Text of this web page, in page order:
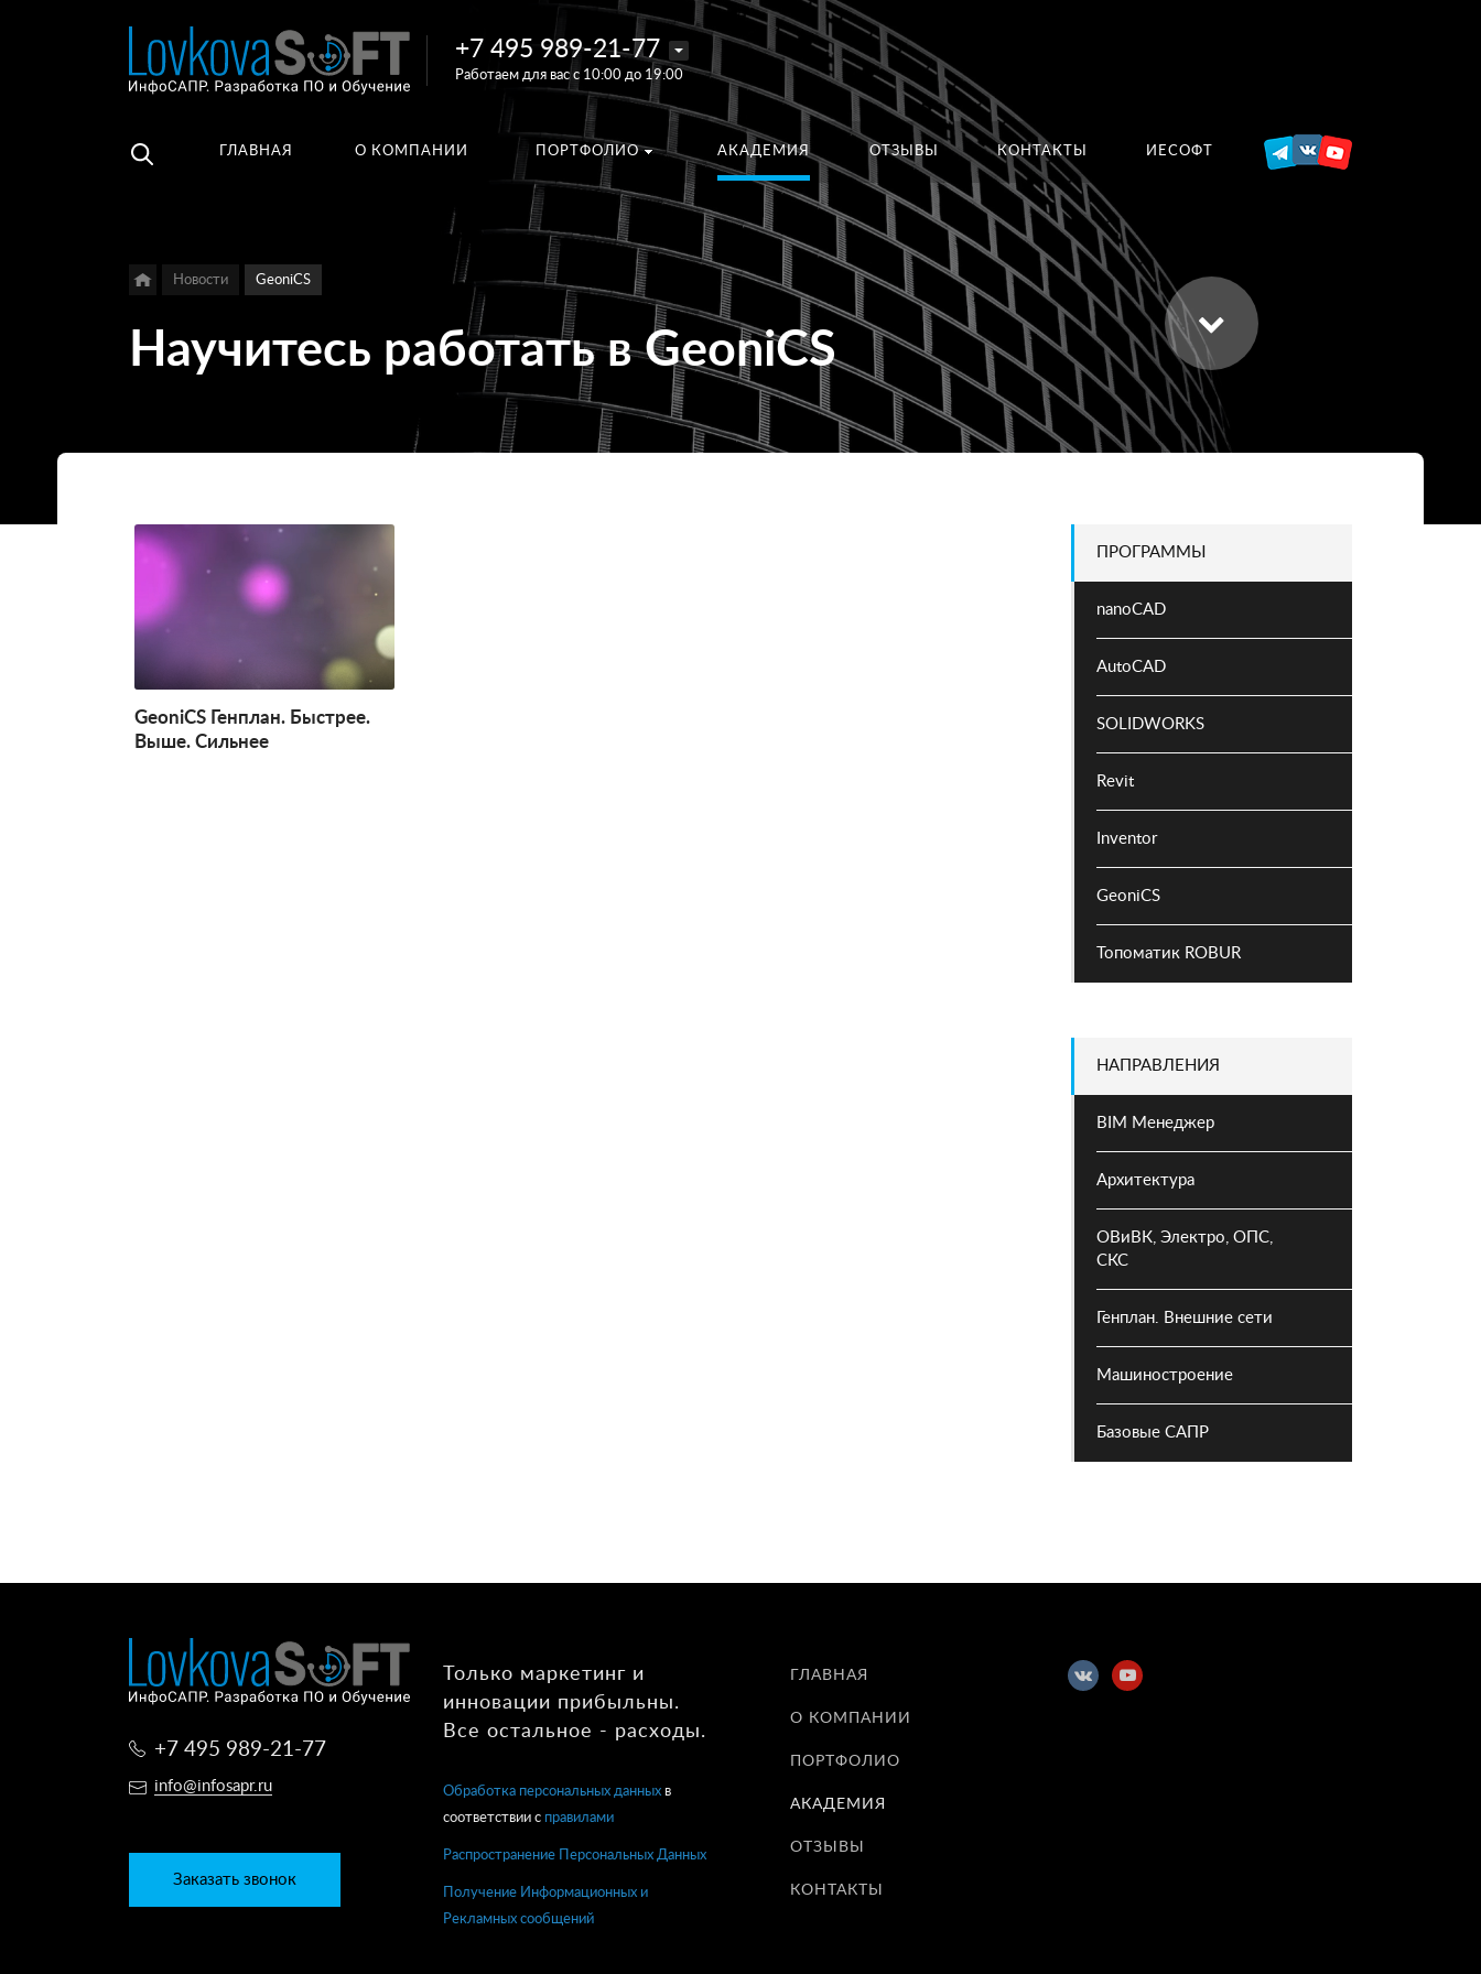
Найти
+7 495 989-21-77
Работаем для вас с 10:00 до 19:00
ГЛАВНАЯ О КОМПАНИИ ПОРТФОЛИО АКАДЕМИЯ ОТЗЫВЫ КОНТАКТЫ ИЕСОФТ
Новости GeoniCS
Научитесь работать в GeoniCS
GeoniCS Генплан. Быстрее.
Выше. Сильнее
ПРОГРАММЫ
nanoCAD
AutoCAD
SOLIDWORKS
Revit
Inventor
GeoniCS
Топоматик ROBUR
НАПРАВЛЕНИЯ
BIM Менеджер
Архитектура
ОВиВК, Электро, ОПС,
СКС
Генплан. Внешние сети
Машиностроение
Базовые САПР
+7 495 989-21-77
info@infosapr.ru
Заказать звонок
Только маркетинг и
инновации прибыльны.
Все остальное - расходы.
Обработка персональных данных в
соответствии с правилами
Распространение Персональных Данных
Получение Информационных и
Рекламных сообщений
ГЛАВНАЯ
О КОМПАНИИ
ПОРТФОЛИО
АКАДЕМИЯ
ОТЗЫВЫ
КОНТАКТЫ